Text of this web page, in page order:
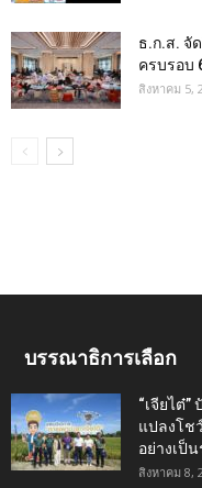
ธ.ก.ส. จั
ครบรอบ
สิงหาคม 5,
บรรณาธิการเลือก
“เจียไต๋
แปลงโช
อย่างเป็
สิงหาคม 8,